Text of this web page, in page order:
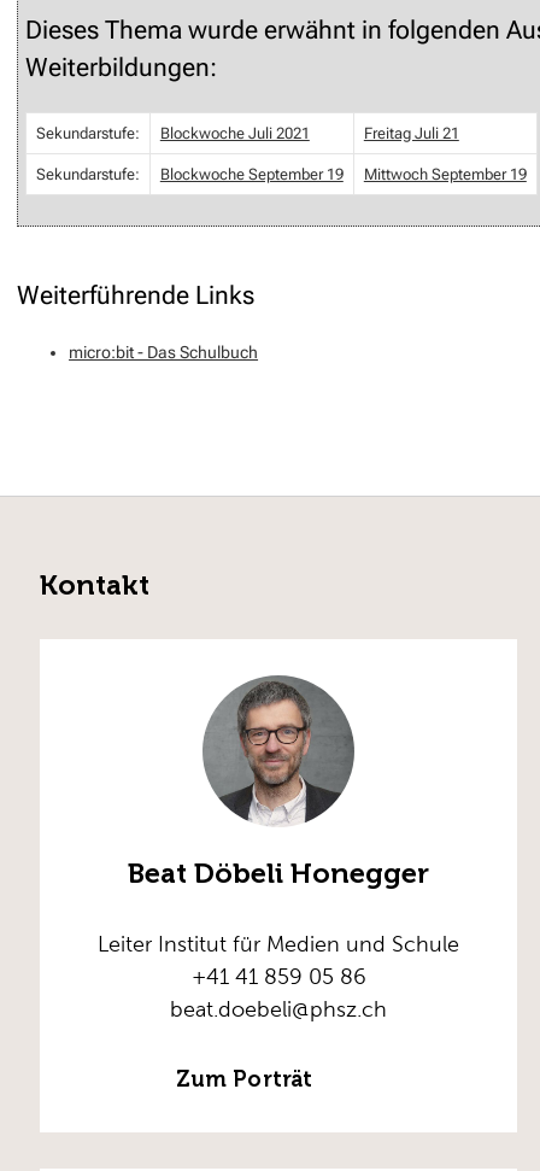
Dieses Thema wurde erwähnt in folgenden
Weiterbildungen:
Sekundarstufe: Blockwoche Juli 2021 Freitag Juli 21
Sekundarstufe: Blockwoche September 19 Mittwoch September 19
Weiterführende Links
micro:bit - Das Schulbuch
Kontakt
Beat Döbeli Honegger
Leiter Institut für Medien und Schule
+41 41 859 05 86
beat.doebeli@phsz.ch
Zum Porträt